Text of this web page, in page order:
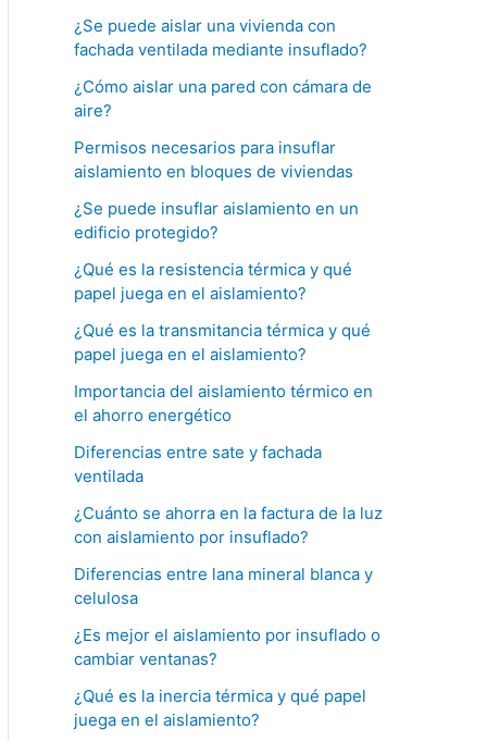
¿Se puede aislar una vivienda con
fachada ventilada mediante insuflado?
¿Cómo aislar una pared con cámara de
aire?
Permisos necesarios para insuflar
aislamiento en bloques de viviendas
¿Se puede insuflar aislamiento en un
edificio protegido?
¿Qué es la resistencia térmica y qué
papel juega en el aislamiento?
¿Qué es la transmitancia térmica y qué
papel juega en el aislamiento?
Importancia del aislamiento térmico en
el ahorro energético
Diferencias entre sate y fachada
ventilada
¿Cuánto se ahorra en la factura de la luz
con aislamiento por insuflado?
Diferencias entre lana mineral blanca y
celulosa
¿Es mejor el aislamiento por insuflado o
cambiar ventanas?
¿Qué es la inercia térmica y qué papel
juega en el aislamiento?